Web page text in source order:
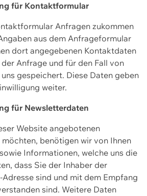
für Kontaktformular
Anfragen zukommen
aus dem Anfrageformular
dort angegebenen Kontaktdaten
Anfrage und für den Fall von
gespeichert. Diese Daten geben
weiter.
für Newsletterdaten
Website angebotenen
benötigen wir von Ihnen
Informationen, welche uns die
dass Sie der Inhaber der
sind und mit dem Empfang
sind. Weitere Daten